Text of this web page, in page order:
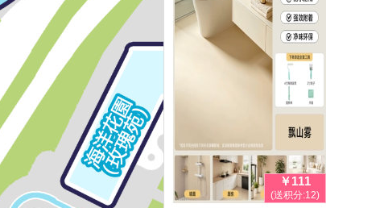
￥111
(送积分:12)